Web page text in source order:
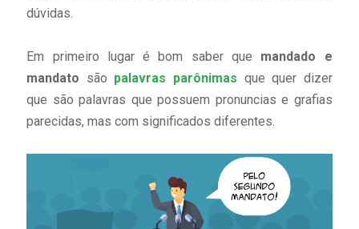
dúvidas.
Em primeiro lugar é bom saber que mandado e
mandato são palavras parônimas que quer dizer
que são palavras que possuem pronuncias e grafias
parecidas, mas com significados diferentes.